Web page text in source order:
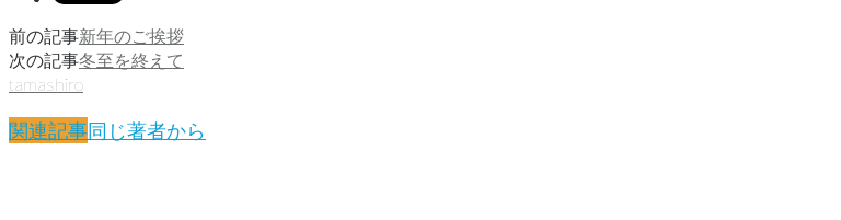
前の記事新年のご挨拶
次の記事冬至を終えて
tamashiro
関連記事同じ著者から